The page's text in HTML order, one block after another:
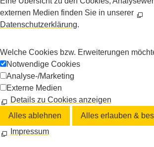
externen Medien finden Sie in unserer
Datenschutzerklärung.
Welche Cookies bzw. Erweiterungen
Notwendige Cookies
Analyse-/Marketing
Externe Medien
Details zu Cookies anzeigen
Alles ablehnen
Alles erlauben &
Impressum